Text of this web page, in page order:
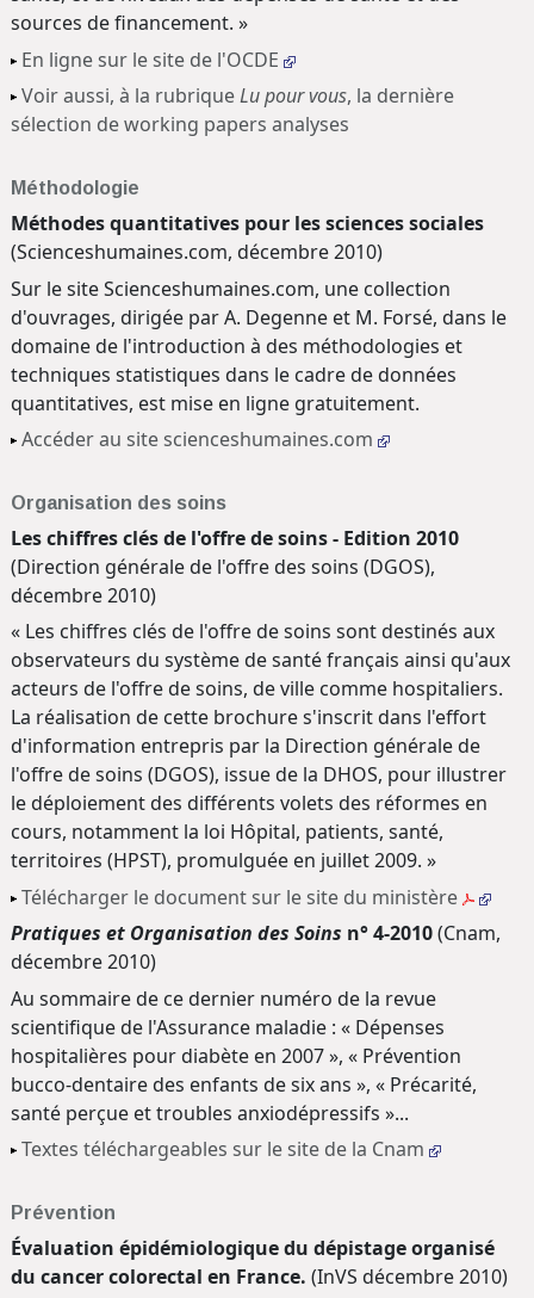
sources de financement. »
En ligne sur le site de l'OCDE
Voir aussi, à la rubriqueLu pour vous, la dernière
sélection de working papers analyses
Méthodologie
Méthodes quantitatives pour les sciences sociales
(Scienceshumaines.com, décembre 2010)
Sur le site Scienceshumaines.com, une collection
d'ouvrages, dirigée par A. Degenne et M. Forsé, dans le
domaine de l'introduction à des méthodologies et
techniques statistiques dans le cadre de données
quantitatives, est mise en ligne gratuitement.
Accéder au site scienceshumaines.com
Organisation des soins
Les chiffres clés de l'offre de soins - Edition 2010
(Direction générale de l'offre des soins (DGOS),
décembre 2010)
« Les chiffres clés de l'offre de soins sont destinés aux
observateurs du système de santé français ainsi qu'aux
acteurs de l'offre de soins, de ville comme hospitaliers.
La réalisation de cette brochure s'inscrit dans l'effort
d'information entrepris par la Direction générale de
l'offre de soins (DGOS), issue de la DHOS, pour illustrer
le déploiement des différents volets des réformes en
cours, notamment la loi Hôpital, patients, santé,
territoires (HPST), promulguée en juillet 2009. »
Télécharger le document sur le site du ministère
Pratiques et Organisation des Soins n° 4-2010(Cnam,
décembre 2010)
Au sommaire de ce dernier numéro de la revue
scientifique de l'Assurance maladie : « Dépenses
hospitalières pour diabète en 2007», « Prévention
bucco-dentaire des enfants de six ans », « Précarité,
santé perçue et troubles anxiodépressifs »...
Textes téléchargeables sur le site de la Cnam
Prévention
Évaluation épidémiologique du dépistage organisé
du cancer colorectal en France. (InVS décembre 2010)